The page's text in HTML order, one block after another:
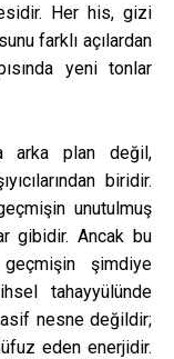
Her his, gizi
farklı açılardan
yeni tonlar
arka plan değil,
biridir.
unutulmuş
gibidir. Ancak bu
şimdiye
tahayyülünde
nesne değildir;
eden enerjidir.